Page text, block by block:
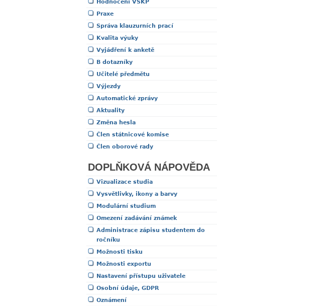
Hodnocení VŠKP
Praxe
Správa klauzurních prací
Kvalita výuky
Vyjádření k anketě
B dotazníky
Učitelé předmětu
Výjezdy
Automatické zprávy
Aktuality
Změna hesla
Člen státnicové komise
Člen oborové rady
DOPLŇKOVÁ NÁPOVĚDA
Vizualizace studia
Vysvětlivky, ikony a barvy
Modulární studium
Omezení zadávání známek
Administrace zápisu studentem do
ročníku
Možnosti tisku
Možnosti exportu
Nastavení přístupu uživatele
Osobní údaje, GDPR
Oznámení